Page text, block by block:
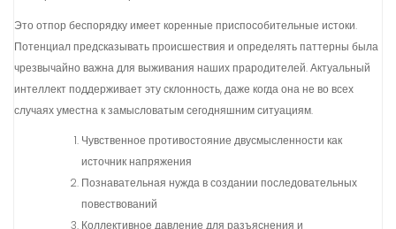
Это отпор беспорядку имеет коренные приспособительные истоки.
Потенциал предсказывать происшествия и определять паттерны была
чрезвычайно важна для выживания наших прародителей. Актуальный
интеллект поддерживает эту склонность, даже когда она не во всех
случаях уместна к замысловатым сегодняшним ситуациям.
Чувственное противостояние двусмысленности как
источник напряжения
Познавательная нужда в создании последовательных
повествований
Коллективное давление для разъяснения и